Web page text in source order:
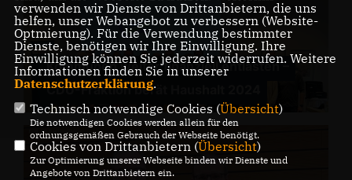
Kommunen weiter finanziell entlasten –
CDU-Fraktion berät Haushalt 2024
verwenden wir Dienste von Drittanbietern, die uns
helfen, unser Webangebot zu verbessern (Website-
Optmierung). Für die Verwendung bestimmter
Dienste, benötigen wir Ihre Einwilligung. Ihre
Einwilligung können Sie jederzeit widerrufen. Weitere
Informationen finden Sie in unserer
Datenschutzerklärung.
Technisch notwendige Cookies (Übersicht)
Die notwendigen Cookies werden allein für den
ordnungsgemäßen Gebrauch der Webseite benötigt.
Cookies von Drittanbietern (Übersicht)
Zur Optimierung unserer Webseite binden wir Dienste und
Angebote von Drittanbietern ein.